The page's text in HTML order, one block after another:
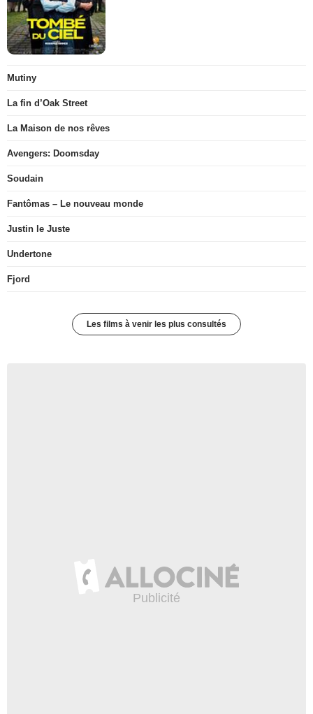
Mutiny
La fin d’Oak Street
La Maison de nos rêves
Avengers: Doomsday
Soudain
Fantômas – Le nouveau monde
Justin le Juste
Undertone
Fjord
Les films à venir les plus consultés